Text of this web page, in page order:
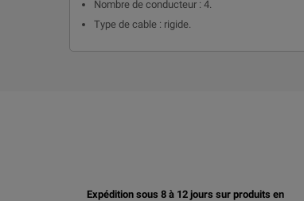
Nombre de conducteur : 4.
Type de cable : rigide.
Expédition sous 8 à 12 jours sur produits en